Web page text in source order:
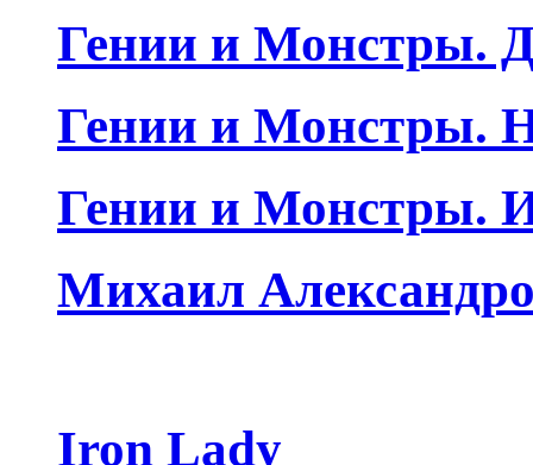
Гении и Монстры.
Гении и Монстры.
Гении и Монстры.
Михаил
Iron Lady